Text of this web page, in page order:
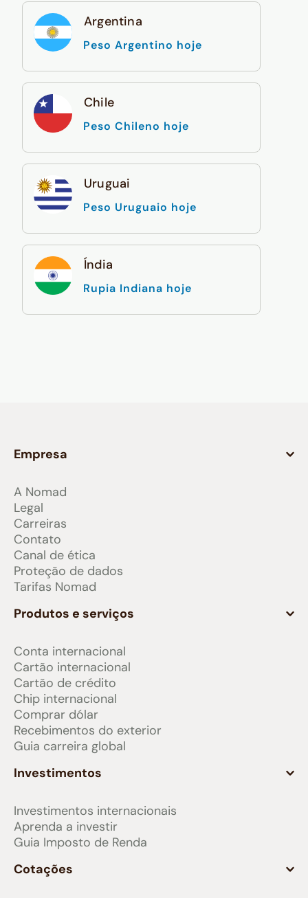
Argentina
Peso Argentino hoje
Chile
Peso Chileno hoje
Uruguai
Peso Uruguaio hoje
Índia
Rupia Indiana hoje
Empresa
A Nomad
Legal
Carreiras
Contato
Canal de ética
Proteção de dados
Tarifas Nomad
Produtos e serviços
Conta internacional
Cartão internacional
Cartão de crédito
Chip internacional
Comprar dólar
Recebimentos do exterior
Guia carreira global
Investimentos
Investimentos internacionais
Aprenda a investir
Guia Imposto de Renda
Cotações